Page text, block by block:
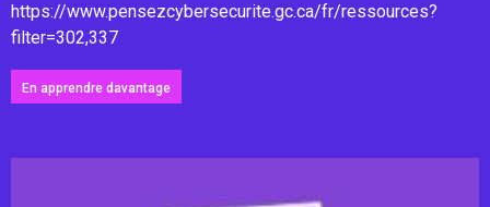
https://www.pensezcybersecurite.gc.ca/fr/ressources?
filter=302,337
En apprendre davantage